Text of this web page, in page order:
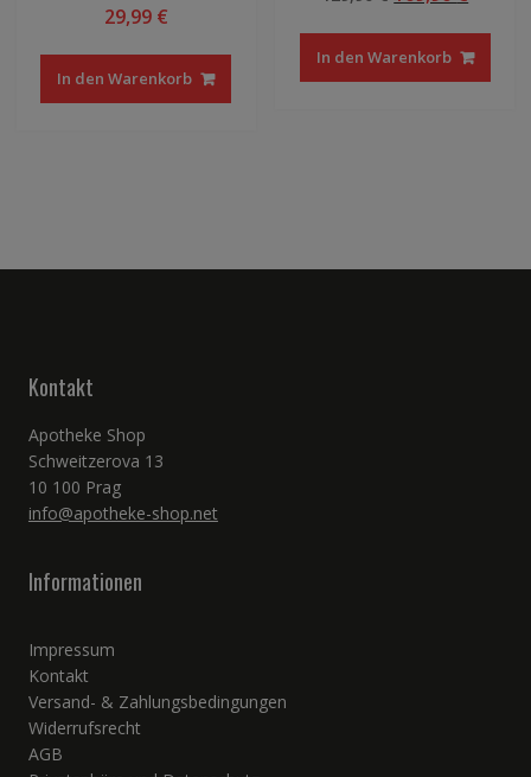
29,99 €
In den Warenkorb
war:
129,90 €109,90
In den Warenkorb
Kontakt
Apotheke Shop
Schweitzerova 13
10 100 Prag
info@apotheke-shop.net
Informationen
Impressum
Kontakt
Versand- & Zahlungsbedingungen
Widerrufsrecht
AGB